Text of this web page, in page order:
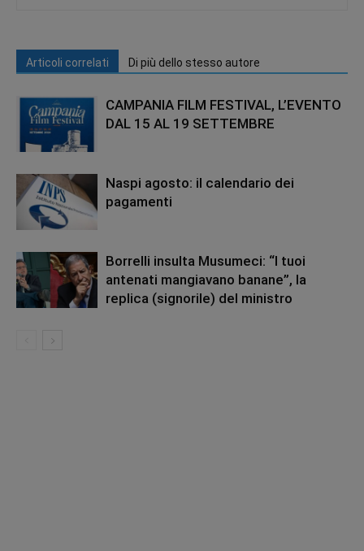
Articoli correlati Di più dello stesso autore
CAMPANIA FILM FESTIVAL, L’EVENTO
DAL 15 AL 19 SETTEMBRE
Naspi agosto: il calendario dei
pagamenti
Borrelli insulta Musumeci: “I tuoi
antenati mangiavano banane”, la
replica (signorile) del ministro